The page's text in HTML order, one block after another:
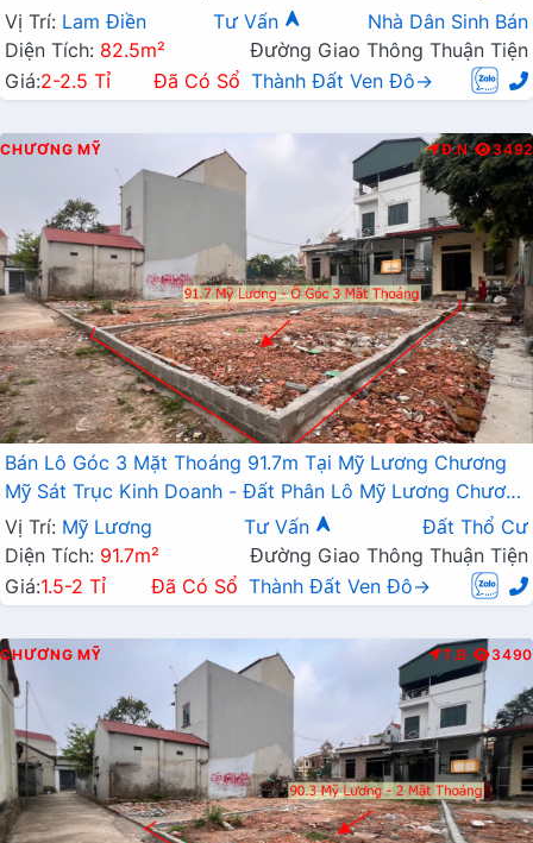
Vị Trí: Lam Điền Tư Vấn
Nhà Dân Sinh Bán
Diện Tích: 82.5m²
Đường Giao Thông Thuận Tiện
Giá:2-2.5 Tỉ Đã Có Sổ Thành Đất Ven Đô→
CHƯƠNG MỸ Đ.N 3492
Bán Lô Góc 3 Mặt Thoáng 91.7m Tại Mỹ Lương Chương
Mỹ Sát Trục Kinh Doanh - Đất Phân Lô Mỹ Lương Chương
Mỹ
Vị Trí: Mỹ Lương Tư Vấn
Đất Thổ Cư
Diện Tích: 91.7m²
Đường Giao Thông Thuận Tiện
Giá:1.5-2 Tỉ Đã Có Sổ Thành Đất Ven Đô→
CHƯƠNG MỸ T.B 3490